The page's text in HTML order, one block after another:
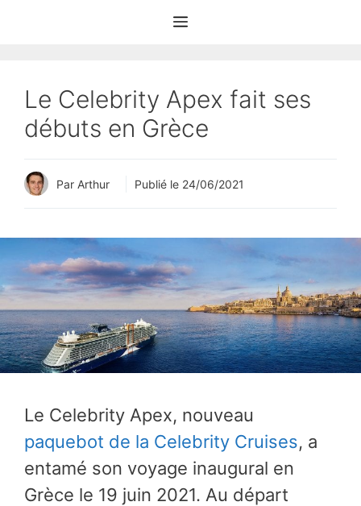
Menu
Le Celebrity Apex fait ses
débuts en Grèce
Par Arthur Publié le 24/06/2021
Le Celebrity Apex, nouveau
paquebot de la Celebrity Cruises, a
entamé son voyage inaugural en
Grèce le 19 juin 2021. Au départ